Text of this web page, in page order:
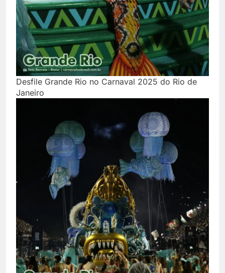
Desfile Grande Rio no Carnaval 2025 do Rio de
Janeiro